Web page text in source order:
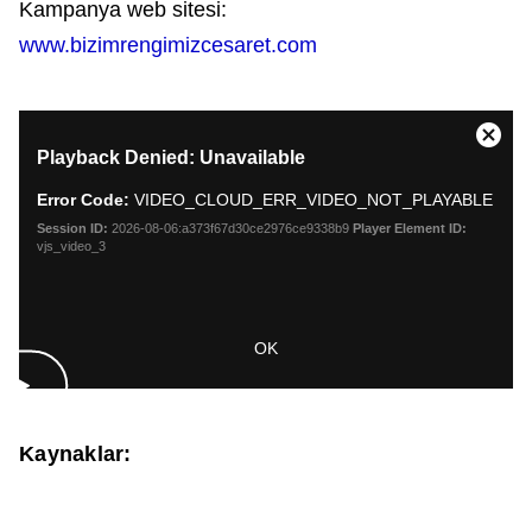
Kampanya web sitesi:
www.bizimrengimizcesaret.com
modal
window.
Playback Denied: Unavailable
Error Code: VIDEO_CLOUD_ERR_VIDEO_NOT_PLAYABLE
Session ID: 2026-08-06:a373f67d30ce2976ce9338b9 Player Element ID:
vjs_video_3
OK
Close
Kaynaklar: